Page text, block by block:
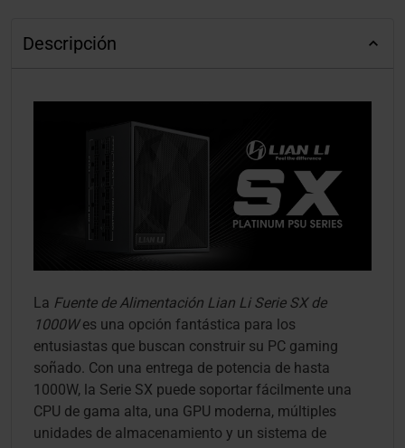
Descripción
La Fuente de Alimentación Lian Li Serie SX de
1000Wes una opción fantástica para los
entusiastas que buscan construir su PC gaming
soñado. Con una entrega de potencia de hasta
1000W, la Serie SX puede soportar fácilmente una
CPU de gama alta, una GPU moderna, múltiples
unidades de almacenamiento y un sistema de